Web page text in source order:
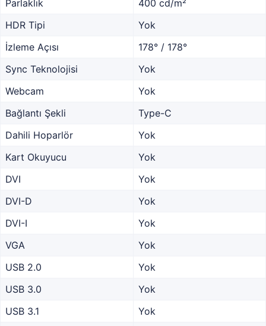
Parlaklık
400 cd/m²
HDR Tipi
Yok
İzleme Açısı
178° / 178°
Sync Teknolojisi
Yok
Webcam
Yok
Bağlantı Şekli
Type-C
Dahili Hoparlör
Yok
Kart Okuyucu
Yok
DVI
Yok
DVI-D
Yok
DVI-I
Yok
VGA
Yok
USB 2.0
Yok
USB 3.0
Yok
USB 3.1
Yok